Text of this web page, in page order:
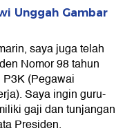
Unggah Gambar
saya juga telah
Nomor 98 tahun
(Pegawai
Saya ingin guru-
gaji dan tunjangan
Presiden.